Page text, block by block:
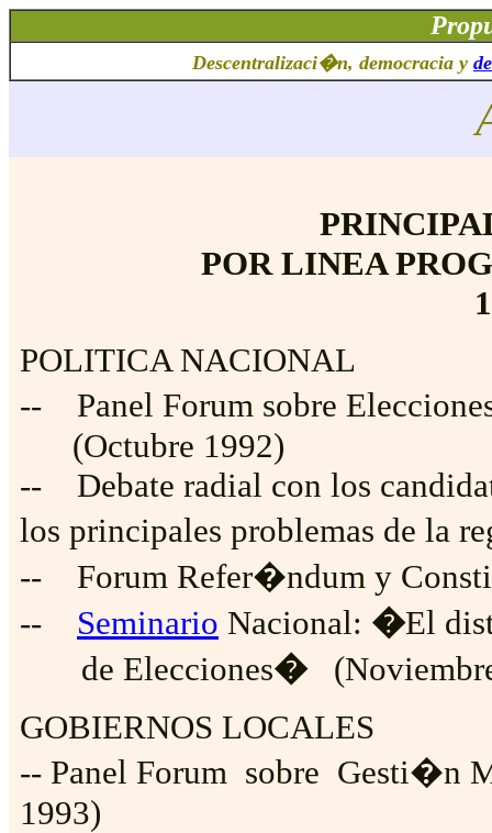
Descentralizaci�n, democracia y
POR LINEA
POLITICA NACIONAL
-- Panel Forum sobre
(Octubre 1992)
-- Debate radial con los
los principales problemas de la
-- Forum Refer�ndum y
-- Seminario Nacional: �El
de Elecciones�
GOBIERNOS LOCALES
-- Panel Forum sobre Gesti�n
1993)